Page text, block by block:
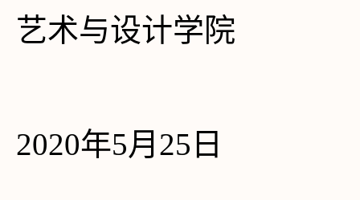
艺术与设计学院
2020年5月 25 日